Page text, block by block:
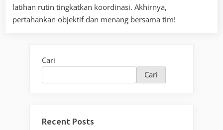
latihan rutin tingkatkan koordinasi. Akhirnya,
pertahankan objektif dan menang bersama tim!
Cari
Cari
Recent Posts